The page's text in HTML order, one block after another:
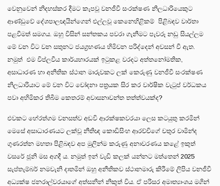
වෙනුවෙන් නිදහස්කර දීමට කැපවූ වනජීවී සංරක්ෂණ නිලධාරියෙකුට
ආණ්ඩුවේ දේශපාලඥයින්ගෙන් එල්ලවූ කෙනෙහිළිකම් පිළිබඳව වාර්තා
පළවීමත් සමගය. ඔහු විසින් සන්තකය පවරා ගැනීමට පැවරූ නඩු සියල්ලම
මේ වන විට වන සතුනට ජයග්‍රහණය හිමිවන පරිද්දෙන් අවසන් වී ඇත.
නමුත් එම විප්ලවීය කාර්යභාරයක් ඉටුකළ වරදට අත්තනෝමතික,
අසාධාරණ හා අනීතික ස්ථාන මාරුවකට ලක් කෙරුණු වනජීවී සංරක්ෂණ
නිලධාරියාට මේ වන විට චෝදනා පත්‍රයක සිර කර වාර්ෂික වැටුප් වර්ධකය
පවා අහිමිකර තිබීම කෙතරම් අවාසනාවන්ත තත්ත්වයක්ද?
එවකට හේරත්ගම වනසත්ව අඩවි ආරක්ෂකවරයා ලෙස කටයුතු කරමින්
මෙසේ අසාධාරණයට ලක්වූ නීතිඥ කොඩිසිංහ ආරච්චිගේ චතුර චාමින්ද
ගුණරත්න මහතා පිළිබඳව අප මුලින්ම කරුණු අනාවරණය කළේ ඉකුත්
වසරේ ජූනි මස අගදී ය. නමුත් ඉන් වැඩි කලක් යන්නට මත්තෙන් 2025
සැප්තැම්බර් නමවැනි දාතමින් ඔහු අනීතිකව ස්ථානමාරු කිරීමේ ලිපිය වනජීවී
අධ්‍යක්ෂ ජනරාල්වරයාගේ අත්සනින් නිකුත් විය. ඒ පරිසර අමාත්‍යාංශය මගින්